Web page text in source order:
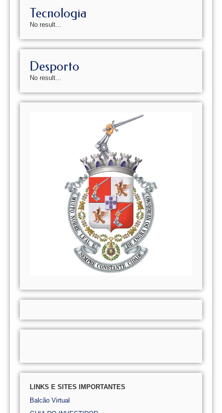
Tecnologia
No result...
Desporto
No result...
LINKS E SITES IMPORTANTES
Balcão Virtual